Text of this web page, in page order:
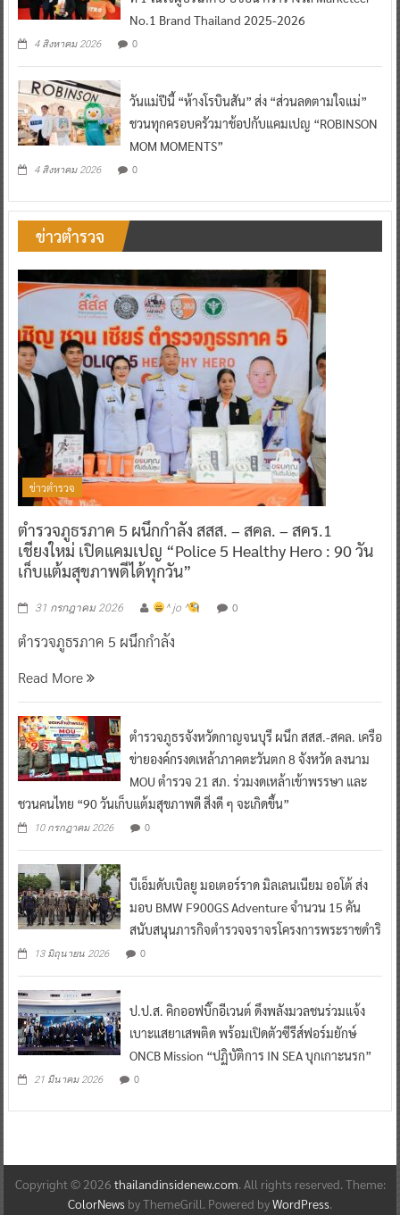
No.1 Brand Thailand 2025-2026
4 สิงหาคม 2026 0
วันแม่ปีนี้ “ห้างโรบินสัน” ส่ง “ส่วนลดตามใจแม่”
ชวนทุกครอบครัวมาช้อปกับแคมเปญ “ROBINSON
MOM MOMENTS”
4 สิงหาคม 2026 0
ข่าวตำรวจ
ข่าวตำรวจ
ตำรวจภูธรภาค 5 ผนึกกำลัง สสส. – สคล. – สคร.1
เชียงใหม่ เปิดแคมเปญ “Police 5 Healthy Hero : 90 วัน
เก็บแต้มสุขภาพดีได้ทุกวัน”
31 กรกฎาคม 2026 ^ jo ^ 0
ตำรวจภูธรภาค 5 ผนึกกำลัง
Read More
ตำรวจภูธรจังหวัดกาญจนบุรี ผนึก สสส.-สคล. เครือ
ข่ายองค์กรงดเหล้าภาคตะวันตก 8 จังหวัด ลงนาม
MOU ตำรวจ 21 สภ. ร่วมงดเหล้าเข้าพรรษา และ
ชวนคนไทย “90 วันเก็บแต้มสุขภาพดี สิ่งดี ๆ จะเกิดขึ้น”
10 กรกฎาคม 2026 0
บีเอ็มดับเบิลยู มอเตอร์ราด มิลเลนเนียม ออโต้ ส่ง
มอบ BMW F900GS Adventure จำนวน 15 คัน
สนับสนุนภารกิจตำรวจจราจรโครงการพระราชดำริ
13 มิถุนายน 2026 0
ป.ป.ส. คิกออฟบิ๊กอีเวนต์ ดึงพลังมวลชนร่วมแจ้ง
เบาะแสยาเสพติด พร้อมเปิดตัวซีรีส์ฟอร์มยักษ์
ONCB Mission “ปฏิบัติการ IN SEA บุกเกาะนรก”
21 มีนาคม 2026 0
Copyright © 2026 thailandinsidenew.com. All rights reserved. Theme:
ColorNews by ThemeGrill. Powered byWordPress.